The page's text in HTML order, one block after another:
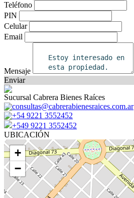
Teléfono
PIN
Celular
Email
Mensaje
Enviar
Sucursal Cabrera Bienes Raíces
consultas@cabrerabienesraices.com.ar
+54 9221 3552452
+549 9221 3552452
UBICACIÓN
+
−